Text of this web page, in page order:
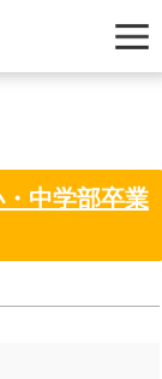
中学部卒業